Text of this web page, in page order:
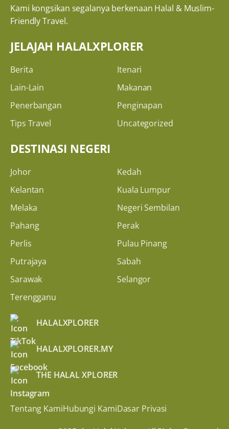
Kami kongsikan segalanya berkenaan Halal & Muslim-
Friendly Travel.
JELAJAH HALALXPLORER
Berita
Itenari
Lain-Lain
Makanan
Penerbangan
Penginapan
Tips Travel
Uncategorized
DESTINASI NEGERI
Johor
Kedah
Kelantan
Kuala Lumpur
Melaka
Negeri Sembilan
Pahang
Perak
Perlis
Pulau Pinang
Putrajaya
Sabah
Sarawak
Selangor
Terengganu
HALALXPLORER
HALALXPLORER.MY
THE HALAL XPLORER
Tentang KamiHubungi KamiDasar Privasi